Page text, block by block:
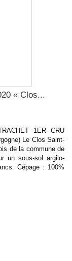
« Clos...
1ER CRU
Le Clos Saint-
de la commune de
un sous-sol argilo-
Cépage : 100%